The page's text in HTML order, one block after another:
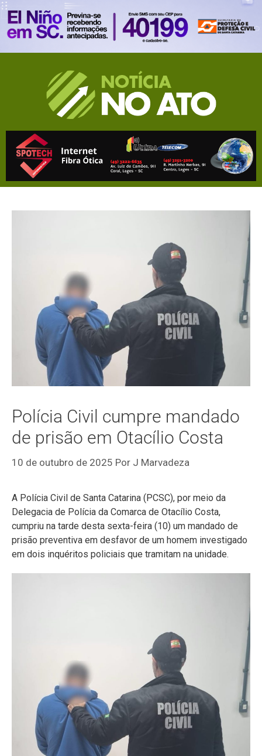
Polícia Civil cumpre mandado
de prisão em Otacílio Costa
10 de outubro de 2025 Por J Marvadeza
A Polícia Civil de Santa Catarina (PCSC), por meio da
Delegacia de Polícia da Comarca de Otacílio Costa,
cumpriu na tarde desta sexta-feira (10) um mandado de
prisão preventiva em desfavor de um homem investigado
em dois inquéritos policiais que tramitam na unidade.